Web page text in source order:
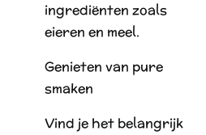
ingrediënten zoals
eieren en meel.
Genieten van pure
smaken
Vind je het belangrijk